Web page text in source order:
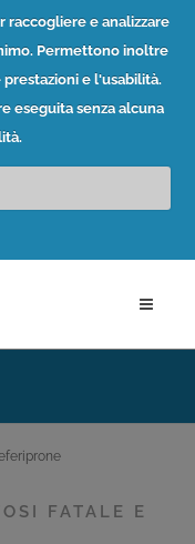
raccogliere e analizzare
Permettono inoltre
e l'usabilità.
eseguita senza alcuna
FATALE E